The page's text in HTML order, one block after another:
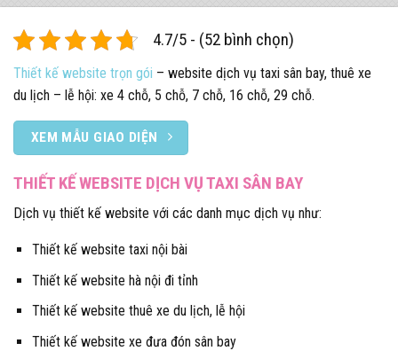
4.7/5 - (52 bình chọn)
Thiết kế website trọn gói – website dịch vụ taxi sân bay, thuê xe
du lịch – lễ hội: xe 4 chỗ, 5 chỗ, 7 chỗ, 16 chỗ, 29 chỗ.
XEM MẪU GIAO DIỆN
THIẾT KẾ WEBSITE DỊCH VỤ TAXI SÂN BAY
Dịch vụ thiết kế website với các danh mục dịch vụ như:
Thiết kế website taxi nội bài
Thiết kế website hà nội đi tỉnh
Thiết kế website thuê xe du lịch, lễ hội
Thiết kế website xe đưa đón sân bay